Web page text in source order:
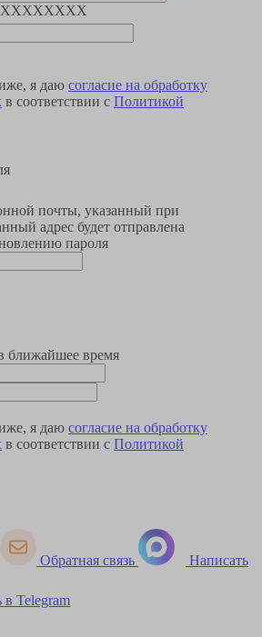
я даю согласие на обработку
в соответствии с Политикой
почты, указанный при
адрес будет отправлена
пароля
ближайшее время
я даю согласие на обработку
в соответствии с Политикой
Обратная связь Написать
в Telegram